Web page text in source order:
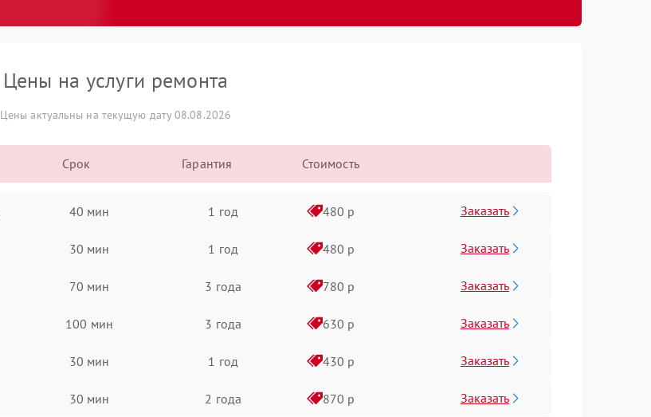
Цены на услуги ремонта
Цены актуальны на текущую дату 08.08.2026
Срок Гарантия Стоимость
40 мин 1 год 480 р Заказать
30 мин 1 год 480 р Заказать
70 мин 3 года 780 р Заказать
100 мин 3 года 630 р Заказать
30 мин 1 год 430 р Заказать
30 мин 2 года 870 р Заказать